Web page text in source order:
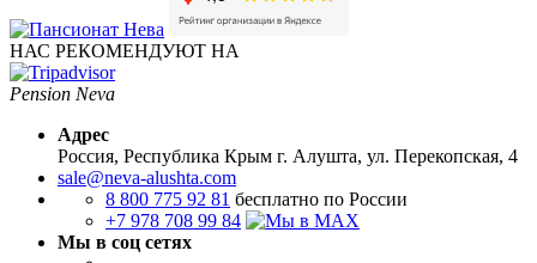
НАС РЕКОМЕНДУЮТ НА
Pension Neva
Адрес
Россия, Республика Крым г. Алушта, ул. Перекопская, 4
sale@neva-alushta.com
8 800 775 92 81 бесплатно по России
+7 978 708 99 84
Мы в соц сетях